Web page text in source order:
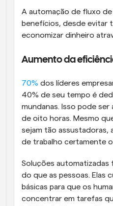
A automação de fluxo
benefícios, desde evitar
economizar dinheiro
Aumento da
70% dos líderes
40% de seu tempo é
mundanas. Isso pode
de oito horas. Mesmo
sejam tão assustadoras,
de trabalho certamente
Soluções automatizadas
do que as pessoas. Elas
básicas para que os
concentrar em tarefas